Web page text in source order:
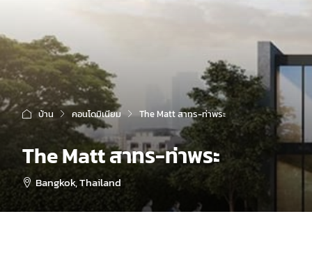
บ้าน คอนโดมิเนียม The Matt สาทร-ท่าพระ
The Matt สาทร-ท่าพระ
Bangkok, Thailand